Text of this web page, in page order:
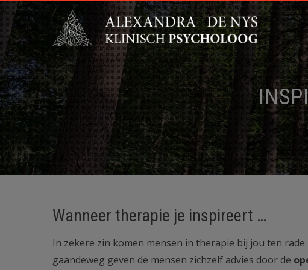
Wanneer therapie je inspireert …
In zekere zin komen mensen in therapie bij jou ten
gaandeweg geven de mensen zichzelf advies door de